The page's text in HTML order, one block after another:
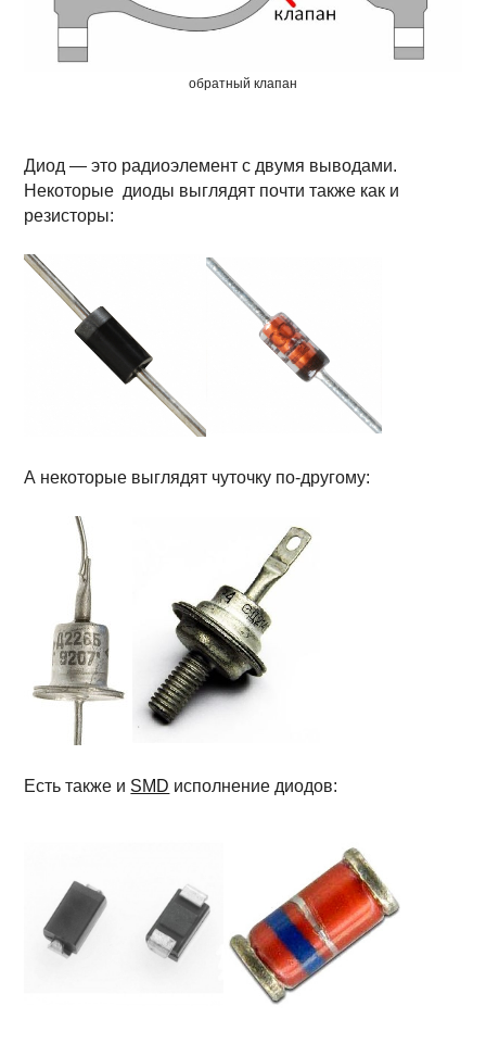
обратный клапан
Диод — это радиоэлемент с двумя выводами.
Некоторые диоды выглядят почти также как и
резисторы:
А некоторые выглядят чуточку по-другому:
Есть также и SMD исполнение диодов: